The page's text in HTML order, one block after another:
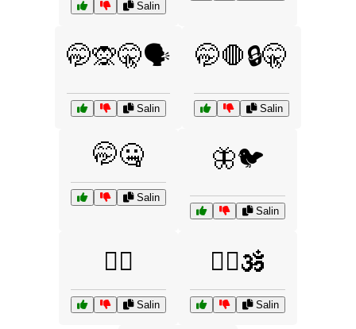
Salin
🤭🙊🤫🗣️
Salin
🤭🛑🔒🤫
Salin
🤭🤐
Salin
🦋🐦
Salin
🧘‍♀️
Salin
🧘‍♀️🕉️
Salin